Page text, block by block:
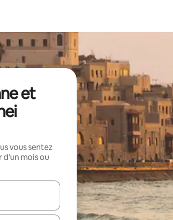
et
vous sentez
d'un mois ou
les flèches vers le haut et vers le bas pour les